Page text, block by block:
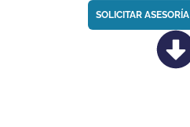
SOLICITAR